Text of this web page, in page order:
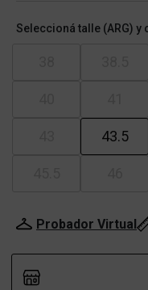
Seleccioná talle (ARG)
43.5
Probador Virtual